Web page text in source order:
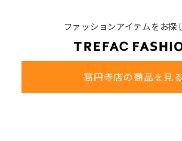
ファッションアイテムをお探
高円寺店の商品を見る